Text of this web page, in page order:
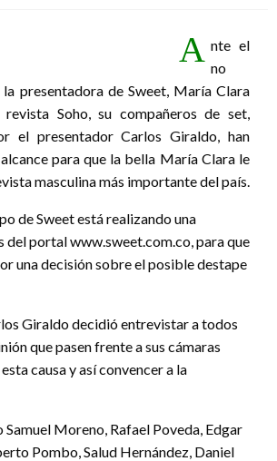
A nte el
no
presentadora de Sweet, María Clara
Soho, su compañeros de set,
el presentador Carlos Giraldo, han
para que la bella María Clara le
masculina más importante del país.
de Sweet está realizando una
del portal www.sweet.com.co, para que
una decisión sobre el posible destape
Giraldo decidió entrevistar a todos
que pasen frente a sus cámaras
causa y así convencer a la
Samuel Moreno, Rafael Poveda, Edgar
Pombo, Salud Hernández, Daniel